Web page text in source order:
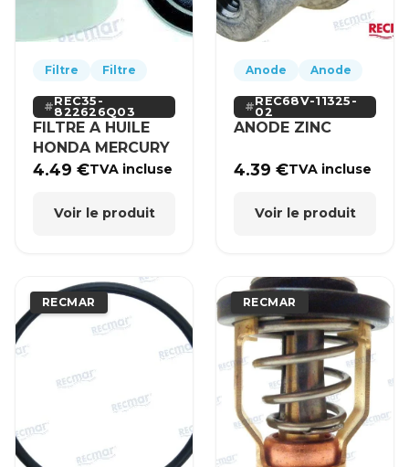
Filtre Filtre
REC35-
822626Q03
FILTRE A HUILE
HONDA MERCURY
4.49€TVA incluse
Voir le produit
Anode Anode
REC68V-11325-
02
ANODE ZINC
4.39€TVA incluse
Voir le produit
RECMAR RECMAR